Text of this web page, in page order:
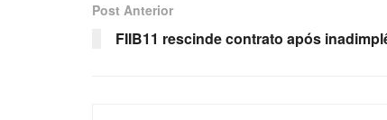
Post Anterior
FIIB11 rescinde contrato após